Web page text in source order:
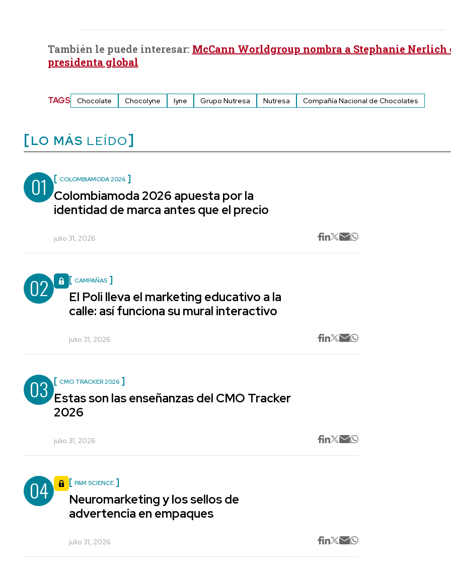
También le puede interesar: McCann Worldgroup nombra a Stephanie Nerlich
presidenta global
TAGS Chocolate Chocolyne lyne Grupo Nutresa Nutresa Compañía Nacional de Chocolates
LO MÁS LEÍDO
01 COLOMBIAMODA 2026
Colombiamoda 2026 apuesta por la
identidad de marca antes que el precio
julio 31, 2026
02 CAMPAÑAS
El Poli lleva el marketing educativo a la
calle: así funciona su mural interactivo
julio 31, 2026
03 CMO TRACKER 2026
Estas son las enseñanzas del CMO Tracker
2026
julio 31, 2026
04 P&M SCIENCE
Neuromarketing y los sellos de
advertencia en empaques
julio 31, 2026